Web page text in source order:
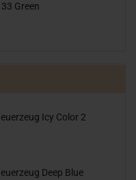
Green
Icy Color 2
Deep Blue